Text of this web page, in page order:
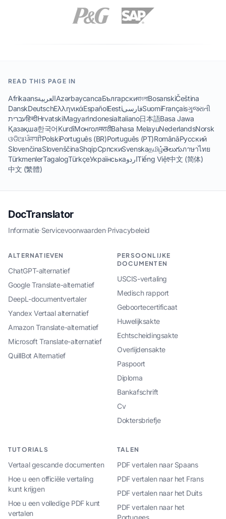
READ THIS PAGE IN
AfrikaansالعربيةAzərbaycancaБългарскиবাংলাBosanskiČeština
DanskDeutschΕλληνικάEspañolEestiفارسیSuomiFrançaisગુજરાતી
עבריתहिन्दीHrvatskiMagyarIndonesiaItaliano日本語Basa Jawa
Қазақша한국어KurdîМонголमराठीBahasa MelayuNederlandsNorsk
ଓଡିଆਪੰਜਾਬੀPolskiPortuguês (BR)Português (PT)RomânăРусский
SlovenčinaSlovenščinaShqipСрпскиSvenskaதமிழ்తెలుగుภาษาไทย
TürkmenlerTagalogTürkçeУкраїнськаاردوTiếng Việt中文 (简体)
中文 (繁體)
DocTranslator
Informatie·Servicevoorwaarden·Privacybeleid
ALTERNATIEVEN
ChatGPT-alternatief
Google Translate-alternatief
DeepL-documentvertaler
Yandex Vertaal alternatief
Amazon Translate-alternatief
Microsoft Translate-alternatief
QuillBot Alternatief
PERSOONLIJKE
DOCUMENTEN
USCIS-vertaling
Medisch rapport
Geboortecertificaat
Huwelijksakte
Echtscheidingsakte
Overlijdensakte
Paspoort
Diploma
Bankafschrift
Cv
Doktersbriefje
TUTORIALS
Vertaal gescande documenten
Hoe u een officiële vertaling
kunt krijgen
Hoe u een volledige PDF kunt
vertalen
TALEN
PDF vertalen naar Spaans
PDF vertalen naar het Frans
PDF vertalen naar het Duits
PDF vertalen naar het